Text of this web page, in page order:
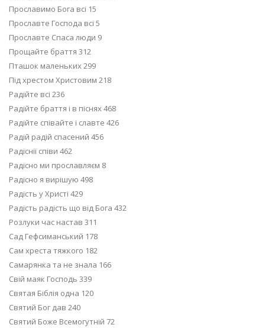
Прославимо Бога всі 15
Прославте Господа всі 5
Прославте Спаса люди 9
Прощайте браття 312
Пташок маленьких 299
Під хрестом Христовим 218
Радійте всі 236
Радійте браття і в піснях 468
Радійте співайте і славте 426
Радій радій спасений 456
Радіснії співи 462
Радісно ми прославляєм 8
Радісно я вирішую 498
Радість у Христі 429
Радість радість що від Бога 432
Розлуки час настав 311
Сад Гефсиманський 178
Сам хреста тяжкого 182
Самарянка та не знала 166
Свій маяк Господь 339
Святая Біблія одна 120
Святий Бог дав 240
Святий Боже Всемогутній 72